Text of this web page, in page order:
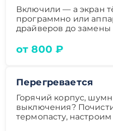
Включили — а экран
программно или
драйверов до
от 800 ₽
Перегревается
Горячий корпус,
выключения?
термопасту, настроим